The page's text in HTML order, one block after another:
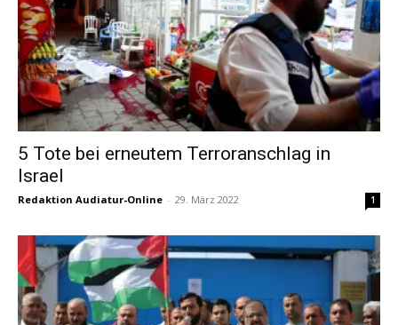
5 Tote bei erneutem Terroranschlag in
Israel
Redaktion Audiatur-Online - 29. März 2022 1